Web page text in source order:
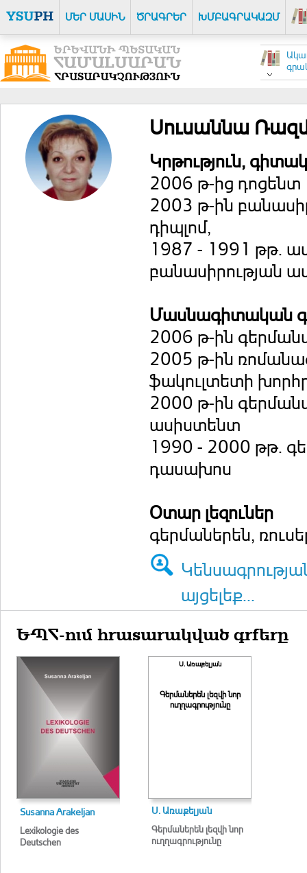
ՄԵՐ ՄԱՍԻՆ ԾՐԱԳՐԵՐ ԽՄԲԱԳՐԱԿԱԶՄ
Սուսաննա
Կրթություն,
2006 թ-ից դոցենտ
2003 թ-ին
դիպլոմ,
1987 - 1991 թթ.
բանասիրության
Մասնագիտական
2006 թ-ին
2005 թ-ին
ֆակուլտետի
2000 թ-ին
ասիստենտ
1990 - 2000 թթ.
դասախոս
Օտար լեզուներ
գերմաներեն,
այցելեք...
ԵՊՀ-ում հրատարակված գրքերը
Susanna Arakeljan
Lexikologie des
Deutschen
Ս. Առաքելյան
Գերմաներեն լեզվի նոր
ուղղագրությունը
Ս. Առաքելյան
Գերմաներեն լեզվի նոր
ուղղագրությունը